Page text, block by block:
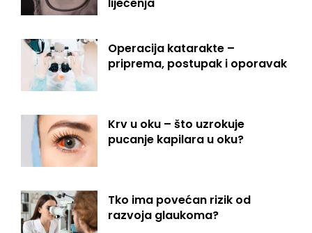
Operacija katarakte –
priprema, postupak i oporavak
Krv u oku – što uzrokuje
pucanje kapilara u oku?
Tko ima povećan rizik od
razvoja glaukoma?